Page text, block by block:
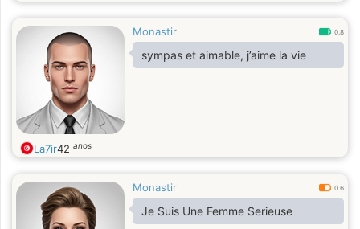
Monastir 0.8
sympas et aimable, j’aime la vie
La7ir42 anos
Monastir 0.6
Je Suis Une Femme Serieuse